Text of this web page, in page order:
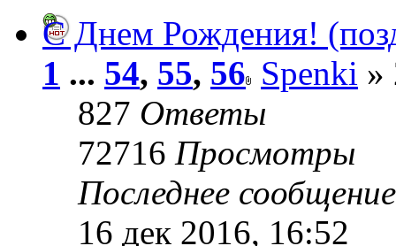
С Днем Рождения!
1 ... 54, 55, 56 Spenki »
827 Ответы
72716 Просмотры
Последнее
16 дек 2016, 16:52